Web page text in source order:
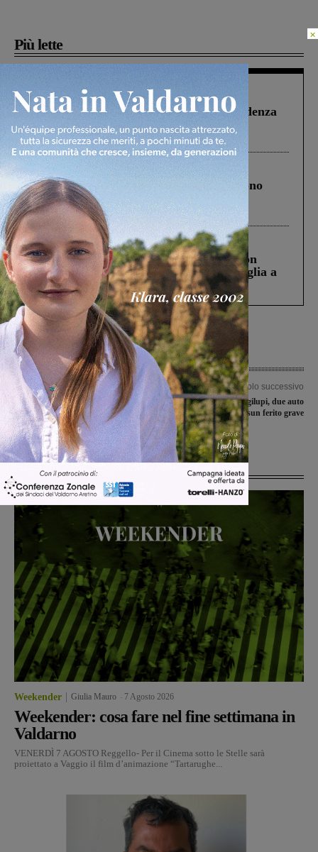
Più lette
Figline Incisa Valdarno 1 Agosto 2026
Piscina di Figline finanziata oltre la scadenza
Pnrr, il gruppo di Fratelli d’Italia: “Un
ringraziamento al Governo”
Cronaca 4 Agosto 2026
Un anno fa la strage in A1 in cui morirono
Gianni, Giulia e Franco. Lo schianto, il
processo, lo stop ai sorpassi fra tir....
Cronaca 3 Agosto 2026
Scomparso da una struttura di Castiglion
Fiorentino l’uomo che aveva ucciso la figlia a
Levane nel 2020
Articolo precedente
A lezione di antincendio con operatori,
volontari e responsabili: esperienza
formativa per i bimbi delle scuole
Articolo successivo
Incidente sulla Poggilupi, due auto
coinvolte: nessun ferito grave
Ultime Notizie
Weekender Giulia Mauro 7 Agosto 2026
Weekender: cosa fare nel fine settimana in
Valdarno
VENERDÌ 7 AGOSTO Reggello- Per il Cinema sotto le Stelle sarà
proiettato a Vaggio il film d’animazione “Tartarughe...
×